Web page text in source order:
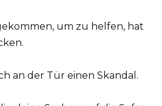
um zu helfen, hat
an der Tür einen Skandal.